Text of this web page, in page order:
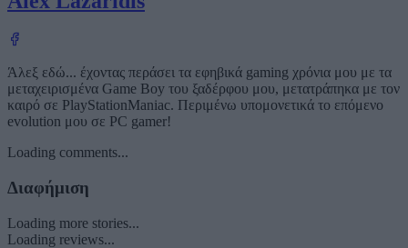
Άλεξ εδώ... έχοντας περάσει τα εφηβικά gaming χρόνια μου με τα
μεταχειρισμένα Game Boy του ξαδέρφου μου, μετατράπηκα με τον
καιρό σε PlayStationManiac. Περιμένω υπομονετικά το επόμενο
evolution μου σε PC gamer!
Loading comments...
Διαφήμιση
Loading more stories...
Loading reviews...